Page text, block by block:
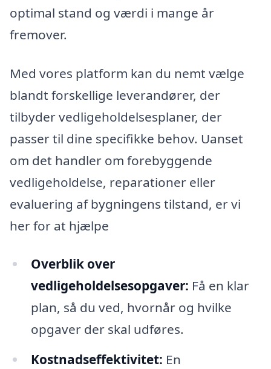
optimal stand og værdi i mange år
fremover.
Med vores platform kan du nemt vælge
blandt forskellige leverandører, der
tilbyder vedligeholdelsesplaner, der
passer til dine specifikke behov. Uanset
om det handler om forebyggende
vedligeholdelse, reparationer eller
evaluering af bygningens tilstand, er vi
her for at hjælpe
Overblik over
vedligeholdelsesopgaver: Få en klar
plan, så du ved, hvornår og hvilke
opgaver der skal udføres.
Kostnadseffektivitet: En